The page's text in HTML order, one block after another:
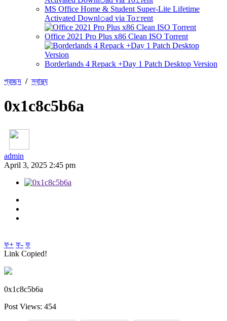
MS Office Home & Student Super-Lite Lifetime
Activated Downl𝚘ad via To𝚛rent
Office 2021 Pro Plus x86 Clean ISO Tоrrеnt
Borderlands 4 Repack +Day 1 Patch Desktop Version
প্রচ্ছদ /স্বাস্থ্য
0x1c8c5b6a
admin
April 3, 2025 2:45 pm
ফ+ ফ- ফ
Link Copied!
0x1c8c5b6a
Post Views: 454